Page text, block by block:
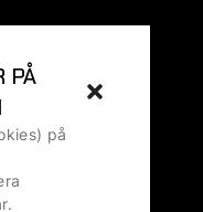
PÅ
på
VD